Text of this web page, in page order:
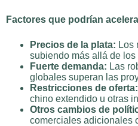
Factores que podrían
Precios de la plata: Los
subiendo más allá de
Fuerte demanda: Las
globales superan las
Restricciones de oferta:
chino extendido u otras
Otros cambios de
comerciales adicionales